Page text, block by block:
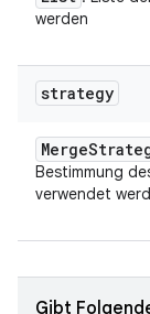
werden
strategy
Merge
Bestimmung
verwendet
Gibt